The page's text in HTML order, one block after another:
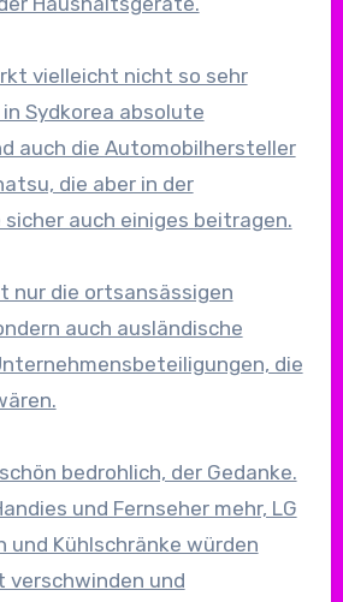
vielleicht nicht so sehr
Sydkorea absolute
auch die Automobilhersteller
die aber in der
auch einiges beitragen.
nur die ortsansässigen
auch ausländische
die
bedrohlich, der Gedanke.
und Fernseher mehr, LG
und Kühlschränke würden
verschwinden und